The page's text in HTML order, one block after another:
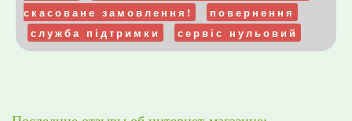
скасоване замовлення!
повернення
служба підтримки
сервіс нульовий